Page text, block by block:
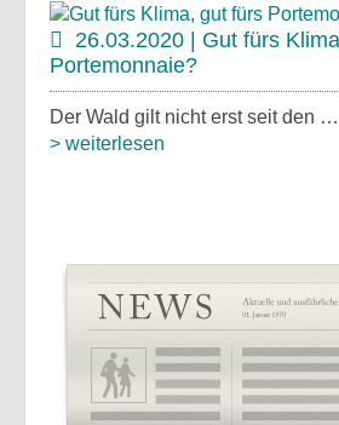
26.03.2020 | Gut fürs
Portemonnaie?
Der Wald gilt nicht erst seit den …
> weiterlesen